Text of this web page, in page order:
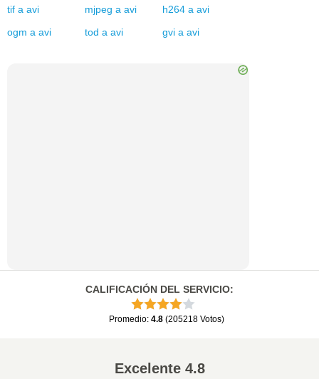
tif a avi mjpeg a avi h264 a avi
ogm a avi tod a avi gvi a avi
CALIFICACIÓN DEL SERVICIO:
Promedio: 4.8 (205218 Votos)
Excelente4.8